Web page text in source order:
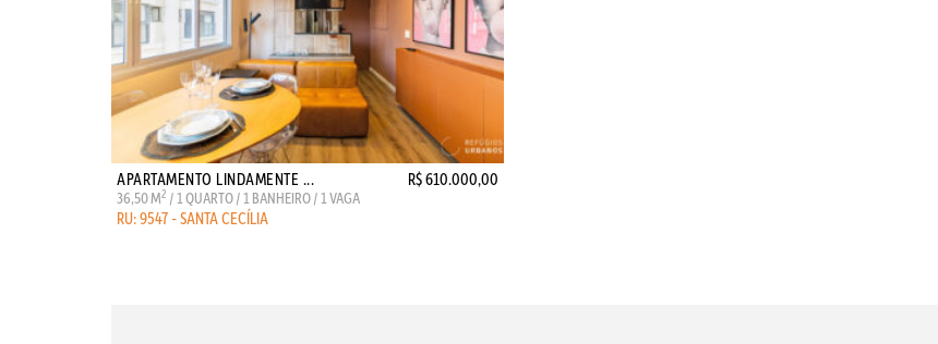
APARTAMENTO LINDAMENTE ... R$ 610.000,00
36,50 M2 / 1 QUARTO / 1 BANHEIRO / 1 VAGA
RU: 9547 - SANTA CECÍLIA